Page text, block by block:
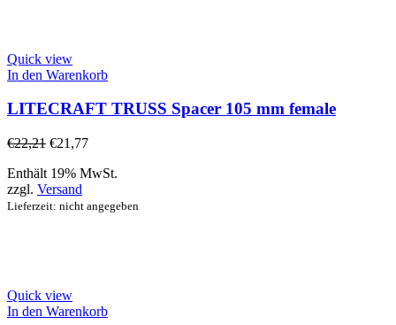
Quick view
In den Warenkorb
LITECRAFT TRUSS Spacer 105 mm female
€22,21 €21,77
Enthält 19% MwSt.
zzgl. Versand
Lieferzeit: nicht angegeben
Quick view
In den Warenkorb